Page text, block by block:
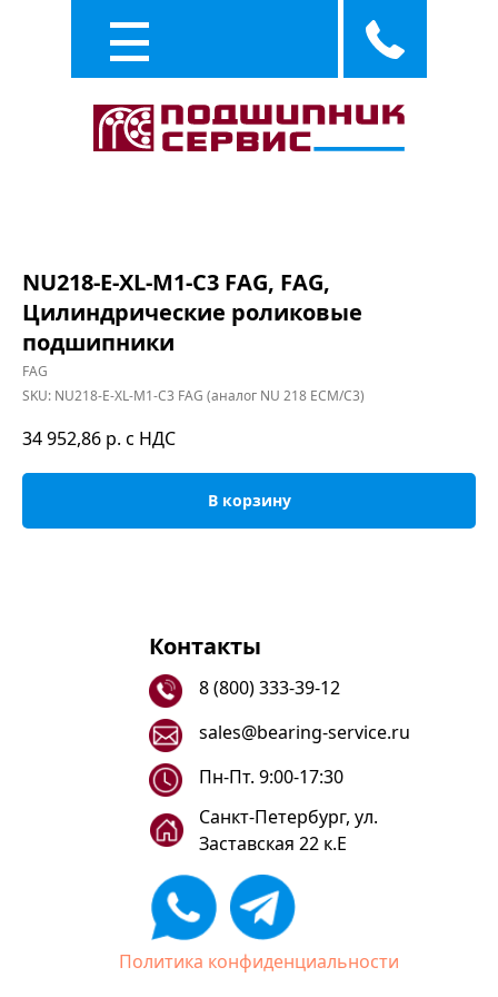
NU218-E-XL-M1-C3 FAG, FAG,
Цилиндрические роликовые
подшипники
FAG
SKU: NU218-E-XL-M1-C3 FAG (аналог NU 218 ECM/C3)
34 952,86 р. с НДС
В корзину
Контакты
8 (800) 333-39-12
sales@bearing-service.ru
Санкт-Петербург, ул.
Заставская 22 к.Е
Пн-Пт. 9:00-17:30
Политика конфиденциальности